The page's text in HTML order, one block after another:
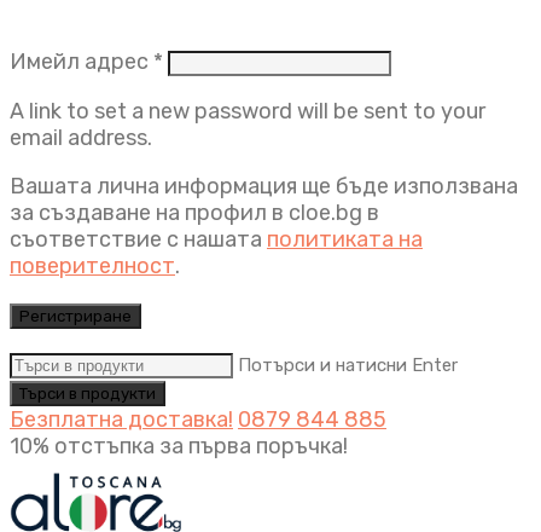
Имейл адрес * Задължително
A link to set a new password will be sent to your
email address.
Вашата лична информация ще бъде използвана
за създаване на профил в cloe.bg в
съответствие с нашата политиката на
поверителност.
Регистриране
Потърси и натисни Enter
Безплатна доставка! 0879 844 885
10% отстъпка за първа поръчка!